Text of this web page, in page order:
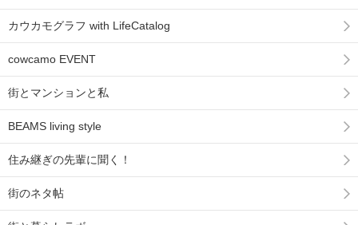
カウカモグラフ with LifeCatalog
cowcamo EVENT
街とマンションと私
BEAMS living style
住み継ぎの先輩に聞く！
街のネタ帖